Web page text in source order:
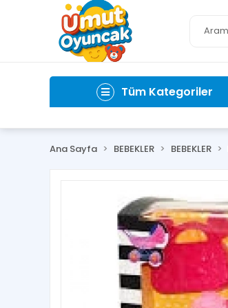
Tüm Kategoriler
Ana Sayfa BEBEKLER BEBEKLER